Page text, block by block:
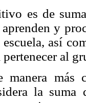
es de
y
así
al
manera más
la